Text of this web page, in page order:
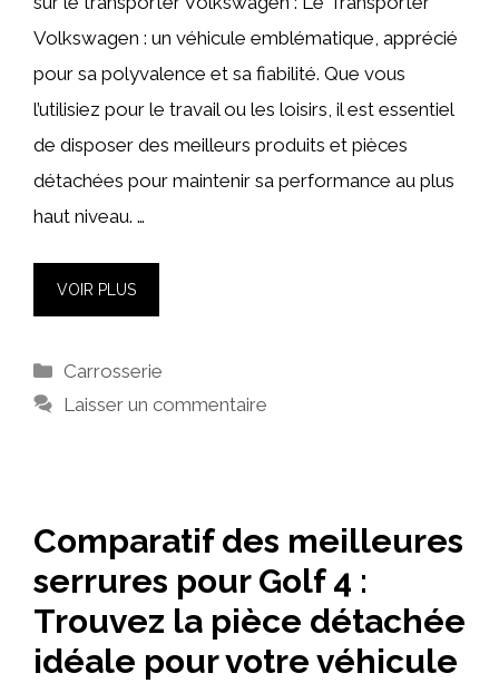
Volkswagen : un véhicule emblématique, apprécié
pour sa polyvalence et sa fiabilité. Que vous
l’utilisiez pour le travail ou les loisirs, il est essentiel
de disposer des meilleurs produits et pièces
détachées pour maintenir sa performance au plus
haut niveau. …
VOIR PLUS
Catégories
Carrosserie
Laisser un commentaire
Comparatif des meilleures
serrures pour Golf 4 :
Trouvez la pièce détachée
idéale pour votre véhicule